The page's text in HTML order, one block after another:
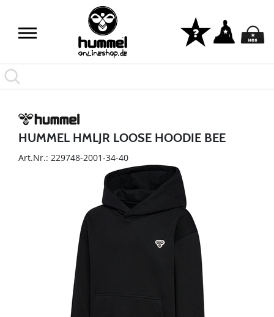
HUMMEL HMLJR LOOSE HOODIE BEE
Art.Nr.: 229748-2001-34-40